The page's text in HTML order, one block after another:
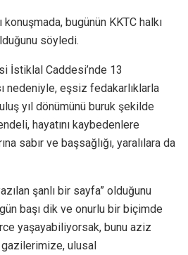
bugünün KKTC halkı
söyledi.
İstiklal Caddesi’nde 13
nedeniyle, eşsiz fedakarlıklarla
yıl dönümünü buruk şekilde
hayatını kaybedenlere
sabır ve başsağlığı, yaralılara da
şanlı bir sayfa” olduğunu
başı dik ve onurlu bir biçimde
yaşayabiliyorsak, bunu aziz
ulusal